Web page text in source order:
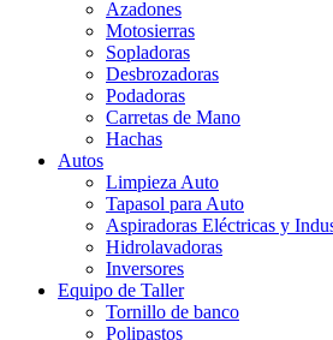
Azadones
Motosierras
Sopladoras
Desbrozadoras
Podadoras
Carretas de Mano
Hachas
Autos
Limpieza Auto
Tapasol para Auto
Aspiradoras Eléctricas y
Hidrolavadoras
Inversores
Equipo de Taller
Tornillo de banco
Polipastos